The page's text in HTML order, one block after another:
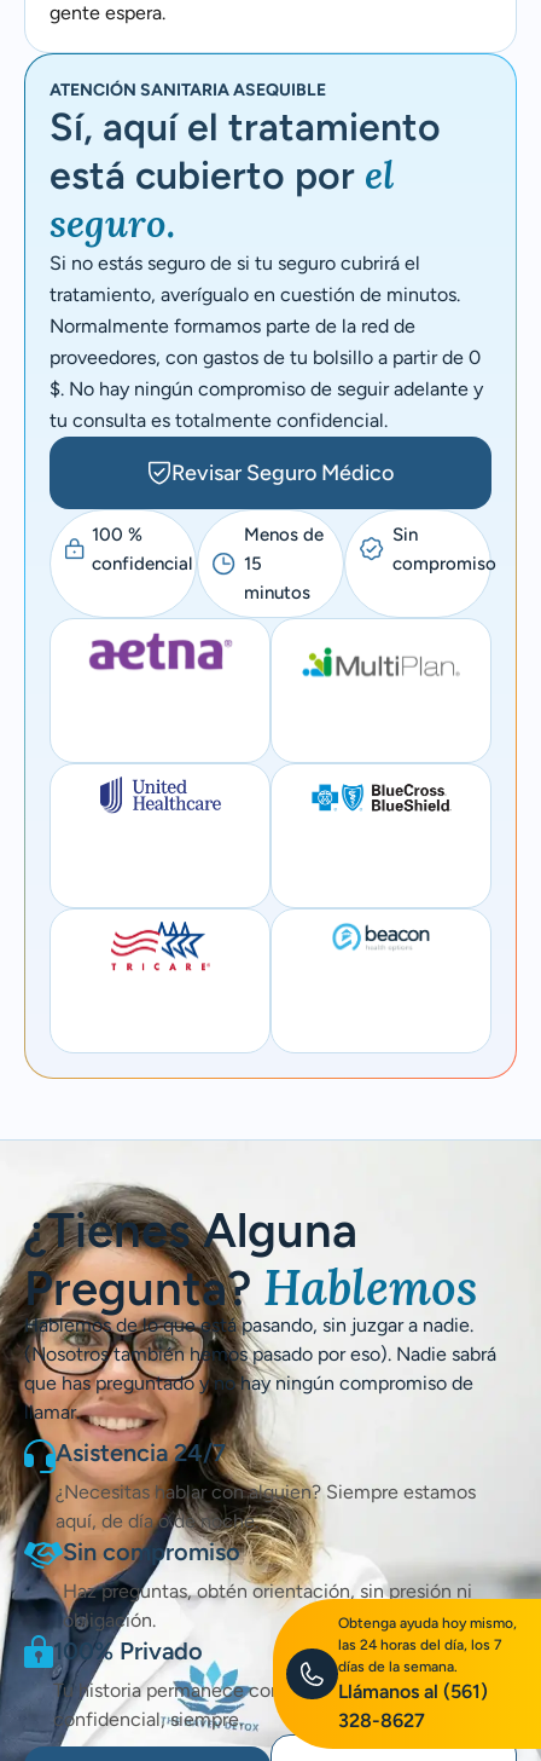
Llámanos al (561)
328-8627
Obtenga ayuda hoy mismo,
las 24 horas del día, los 7
días de la semana.
gente espera.
ATENCIÓN SANITARIA ASEQUIBLE
Sí, aquí el tratamiento
está cubierto por el
seguro.
Si no estás seguro de si tu seguro cubrirá el
tratamiento, averígualo en cuestión de minutos.
Normalmente formamos parte de la red de
proveedores, con gastos de tu bolsillo a partir de 0
$. No hay ningún compromiso de seguir adelante y
tu consulta es totalmente confidencial.
Revisar Seguro Médico
100 %
confidencial
Menos de
15
minutos
Sin
compromiso
¿Tienes Alguna
Pregunta? Hablemos
Hablemos de lo que está pasando, sin juzgar a nadie.
(Nosotros también hemos pasado por eso). Nadie sabrá
que has preguntado y no hay ningún compromiso de
llamar.
Asistencia 24/7
¿Necesitas hablar con alguien? Siempre estamos
aquí, de día o de noche.
Sin compromiso
Haz preguntas, obtén orientación, sin presión ni
obligación.
100% Privado
Tu historia permanece con nosotros. Apoyo
confidencial, siempre.